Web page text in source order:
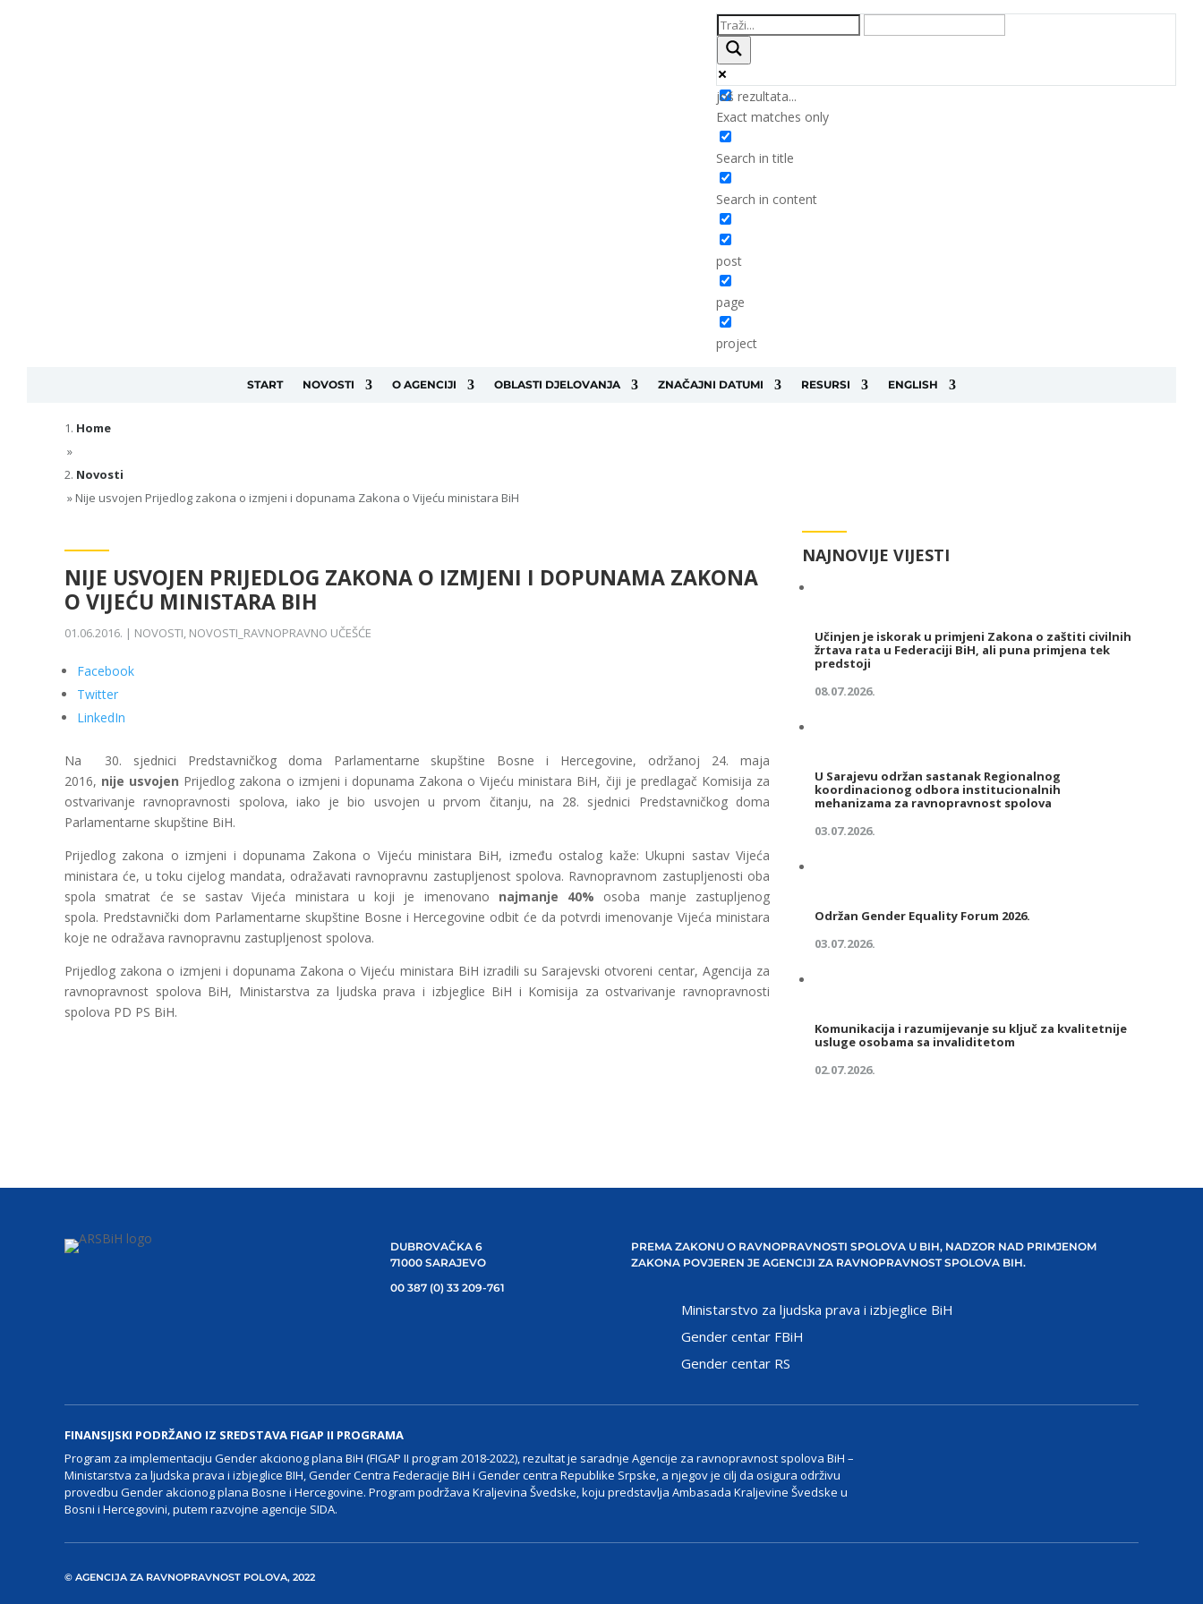
još rezultata...
Exact matches only
Search in title
Search in content
post
page
project
START NOVOSTI O AGENCIJI OBLASTI DJELOVANJA ZNAČAJNI DATUMI RESURSI ENGLISH
Home
»
Novosti
» Nije usvojen Prijedlog zakona o izmjeni i dopunama Zakona o Vijeću ministara BiH
NIJE USVOJEN PRIJEDLOG ZAKONA O IZMJENI I DOPUNAMA ZAKONA
O VIJEĆU MINISTARA BIH
01.06.2016. | NOVOSTI, NOVOSTI_RAVNOPRAVNO UČEŠĆE
Facebook
Twitter
LinkedIn
Na 30. sjednici Predstavničkog doma Parlamentarne skupštine Bosne i Hercegovine, održanoj 24. maja
2016, nije usvojen Prijedlog zakona o izmjeni i dopunama Zakona o Vijeću ministara BiH, čiji je predlagač Komisija za
ostvarivanje ravnopravnosti spolova, iako je bio usvojen u prvom čitanju, na 28. sjednici Predstavničkog doma
Parlamentarne skupštine BiH.
Prijedlog zakona o izmjeni i dopunama Zakona o Vijeću ministara BiH, između ostalog kaže: Ukupni sastav Vijeća
ministara će, u toku cijelog mandata, odražavati ravnopravnu zastupljenost spolova. Ravnopravnom zastupljenosti oba
spola smatrat će se sastav Vijeća ministara u koji je imenovano najmanje 40% osoba manje zastupljenog
spola. Predstavnički dom Parlamentarne skupštine Bosne i Hercegovine odbit će da potvrdi imenovanje Vijeća ministara
koje ne odražava ravnopravnu zastupljenost spolova.
Prijedlog zakona o izmjeni i dopunama Zakona o Vijeću ministara BiH izradili su Sarajevski otvoreni centar, Agencija za
ravnopravnost spolova BiH, Ministarstva za ljudska prava i izbjeglice BiH i Komisija za ostvarivanje ravnopravnosti
spolova PD PS BiH.
NAJNOVIJE VIJESTI
Učinjen je iskorak u primjeni Zakona o zaštiti civilnih
žrtava rata u Federaciji BiH, ali puna primjena tek
predstoji
08.07.2026.
U Sarajevu održan sastanak Regionalnog
koordinacionog odbora institucionalnih
mehanizama za ravnopravnost spolova
03.07.2026.
Održan Gender Equality Forum 2026.
03.07.2026.
Komunikacija i razumijevanje su ključ za kvalitetnije
usluge osobama sa invaliditetom
02.07.2026.
DUBROVAČKA 6
71000 SARAJEVO
00 387 (0) 33 209-761
PREMA ZAKONU O RAVNOPRAVNOSTI SPOLOVA U BIH, NADZOR NAD PRIMJENOM
ZAKONA POVJEREN JE AGENCIJI ZA RAVNOPRAVNOST SPOLOVA BIH.
Ministarstvo za ljudska prava i izbjeglice BiH
Gender centar FBiH
Gender centar RS
FINANSIJSKI PODRŽANO IZ SREDSTAVA FIGAP II PROGRAMA
Program za implementaciju Gender akcionog plana BiH (FIGAP II program 2018-2022), rezultat je saradnje Agencije za ravnopravnost spolova BiH –
Ministarstva za ljudska prava i izbjeglice BIH, Gender Centra Federacije BiH i Gender centra Republike Srpske, a njegov je cilj da osigura održivu
provedbu Gender akcionog plana Bosne i Hercegovine. Program podržava Kraljevina Švedske, koju predstavlja Ambasada Kraljevine Švedske u
Bosni i Hercegovini, putem razvojne agencije SIDA.
© AGENCIJA ZA RAVNOPRAVNOST POLOVA, 2022